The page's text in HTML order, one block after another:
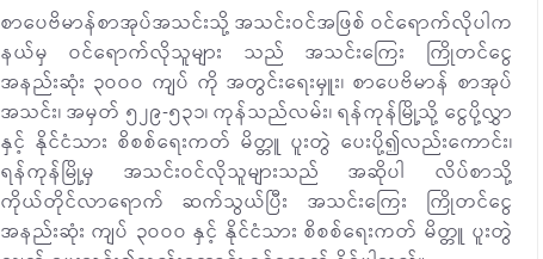
စာပေဗိမာန်စာအုပ်အသင်းသို့ အသင်းဝင်အဖြစ် ဝင်ရောက်လိုပါက
နယ်မှ ဝင်ရောက်လိုသူများ သည် အသင်းကြေး ကြိုတင်ငွေ
အနည်းဆုံး ၃ဝဝဝ ကျပ် ကို အတွင်းရေးမှူး၊ စာပေဗိမာန် စာအုပ်
အသင်း၊ အမှတ် ၅၂၉-၅၃၁၊ ကုန်သည်လမ်း၊ ရန်ကုန်မြို့သို့ ငွေပို့လွှာ
နှင့် နိုင်ငံသား စိစစ်ရေးကတ် မိတ္တူ ပူးတွဲ ပေးပို့၍လည်းကောင်း၊
ရန်ကုန်မြို့မှ အသင်းဝင်လိုသူများသည် အဆိုပါ လိပ်စာသို့
ကိုယ်တိုင်လာရောက် ဆက်သွယ်ပြီး အသင်းကြေး ကြိုတင်ငွေ
အနည်းဆုံး ကျပ် ၃ဝဝဝ နှင့် နိုင်ငံသား စိစစ်ရေးကတ် မိတ္တူ ပူးတွဲ